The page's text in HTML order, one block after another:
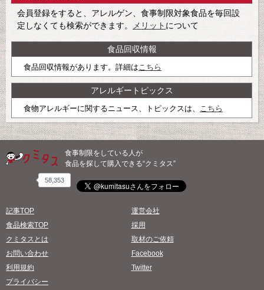
会員登録をすると、アレルゲン、食事制限対象食品を毎回設
定しなくても検索ができます。
メリット について
食品回収情報
食品回収情報があります。詳細はこちら
アレルギートピックス
食物アレルギーに関するニュース、トピックスは、 こちら
食事制限をしている人が
食品を探して購入できる“クミタス”
58,353
記事TOP
食品検索TOP
クミタスとは
お問い合わせ
利用規約
プライバシー
運営会社
採用
取材のご依頼
Facebook
Twitter